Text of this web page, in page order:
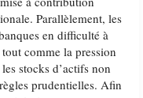
Parallèlement, les
en difficulté à
comme la pression
stocks d’actifs non
prudentielles. Afin